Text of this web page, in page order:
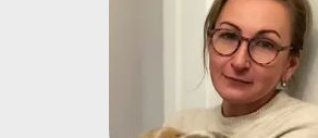
Главный ветеринарный
врач ООО «Зооген»,
ветеринарный генетик